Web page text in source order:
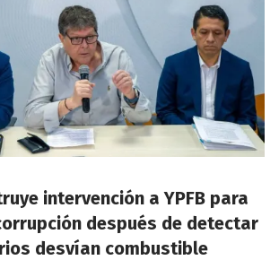
intervención a YPFB para
después de detectar
desvían combustible